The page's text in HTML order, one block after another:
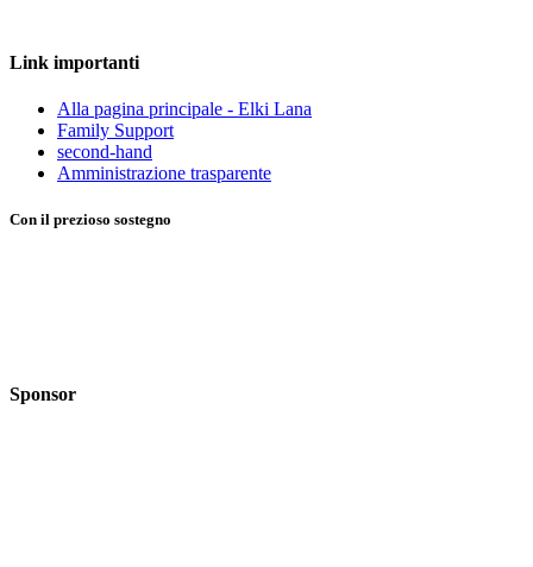
Link importanti
Alla pagina principale - Elki Lana
Family Support
second-hand
Amministrazione trasparente
Con il prezioso sostegno
Sponsor